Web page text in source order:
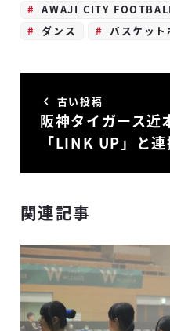
AWAJI CITY
ダンス
バスケット
古い投稿
阪神タイガース近
「LINK UP」と
関連記事